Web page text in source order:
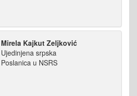
Mirela Kajkut Zeljković
Ujedinjena srpska
Poslanica u NSRS